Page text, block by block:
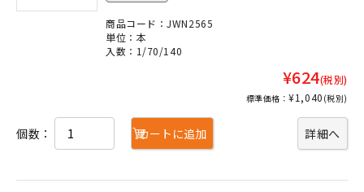
商品コード：JWN2565
単位：本
入数：1/70/140
¥624(税別)
標準価格：¥1,040 (税別)
詳細へ
個数： カートに追加